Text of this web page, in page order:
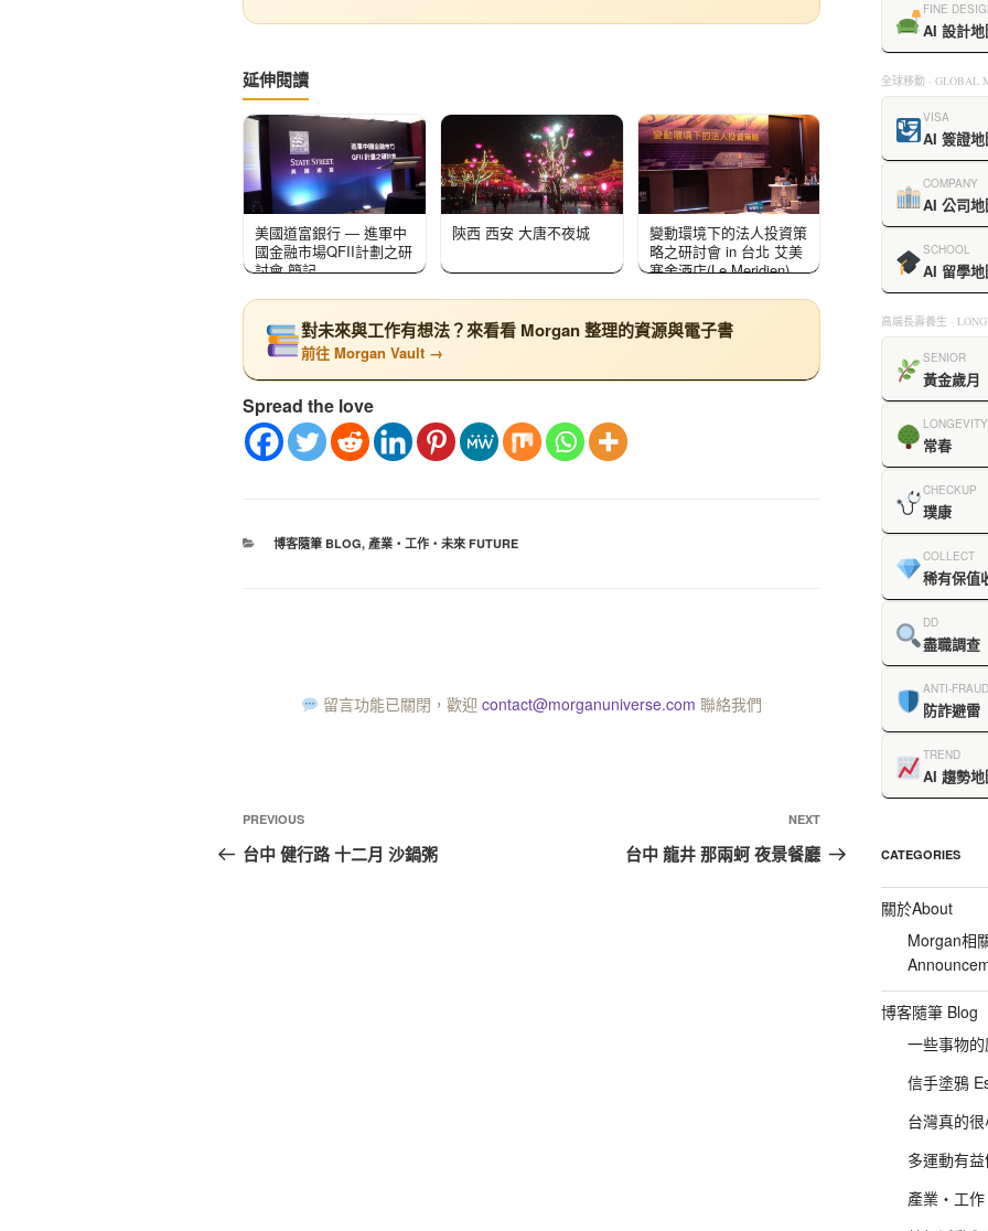
延伸閱讀
美國道富銀行 — 進軍中
國金融市場QFII計劃之研
討會 簡記
陝西 西安 大唐不夜城
變動環境下的法人投資策
略之研討會 in 台北 艾美
寒舍酒店(Le Meridien)
對未來與工作有想法？來看看 Morgan 整理的資源與電子書
前往 Morgan Vault →
Spread the love
博客隨筆 BLOG, 產業‧工作‧未來 FUTURE
留言功能已關閉，歡迎contact@morganuniverse.com 聯絡我們
PREVIOUS
台中 健行路 十二月 沙鍋粥
NEXT
台中 龍井 那兩蚵 夜景餐廳
FINE
AI 設計地
全球移動 · GLOBAL
VISA
AI 簽證地
COMPANY
AI 公司地
SCHOOL
AI 留學地
高端長壽養生 ·
SENIOR
黃金歲月
LONGEVITY
常春
CHECKUP
璞康
COLLECT
稀有保值
DD
盡職調查
ANTI-FRAUD
防詐避雷
TREND
AI 趨勢地
CATEGORIES
關於About
Morgan相
博客隨筆 Blog
一些事物
信手塗鴉
台灣真的
多運動有
產業‧工